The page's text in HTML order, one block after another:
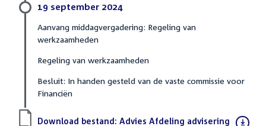
19 september 2024
Aanvang middagvergadering: Regeling van
werkzaamheden
Regeling van werkzaamheden
Besluit: In handen gesteld van de vaste commissie voor
Financiën
Download bestand: Advies Afdeling advisering